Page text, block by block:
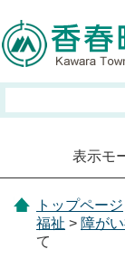
表示モ
トップページ
福祉 > 障が
て